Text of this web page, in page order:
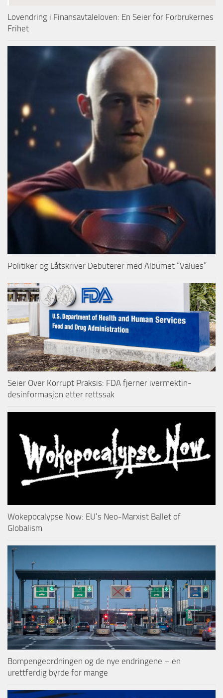
Lovendring i Finansavtaleloven: En Seier for Forbrukernes
Frihet
Politiker og Låtskriver Debuterer med Albumet “Values”
Seier Over Korrupt Praksis: FDA fjerner ivermektin-
desinformasjon etter rettssak
Wokepocalypse Now: EU’s Neo-Marxist Ballet of
Globalism
Bompengeordningen og de nye endringene – en
urettferdig byrde for mange